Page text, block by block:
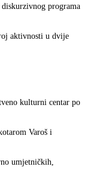
programa
aktivnosti u dvije
kulturni centar po
Varoš i
umjetničkih,